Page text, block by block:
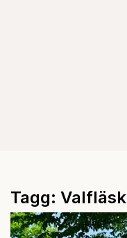
Tagg: Valfläsk